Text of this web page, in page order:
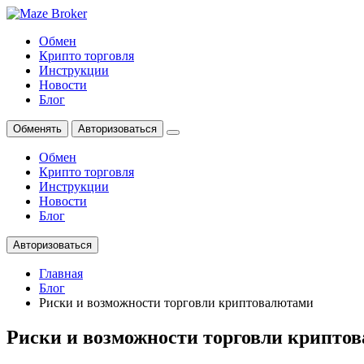
Обмен
Крипто торговля
Инструкции
Новости
Блог
Обменять Авторизоваться
Обмен
Крипто торговля
Инструкции
Новости
Блог
Авторизоваться
Главная
Блог
Риски и возможности торговли криптовалютами
Риски и возможности торговли